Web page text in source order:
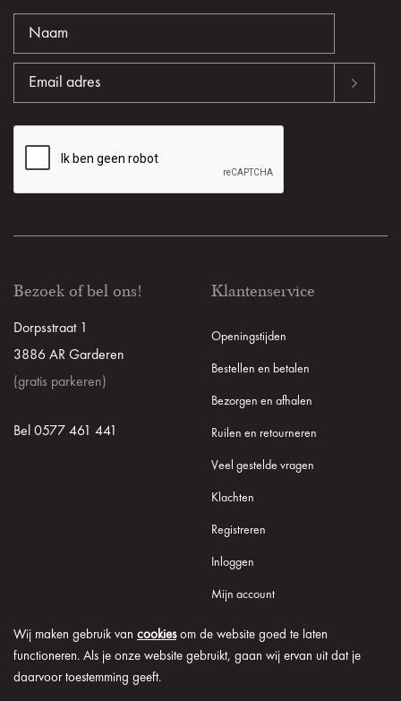
Wij maken gebruik van cookiesom de website goed te laten
functioneren. Als je onze website gebruikt, gaan wij ervan uit dat je
daarvoor toestemming geeft.
Bezoek of bel ons!
Dorpsstraat 1
3886 AR Garderen
(gratis parkeren)
Bel 0577 461 441
Klantenservice
Openingstijden
Bestellen en betalen
Bezorgen en afhalen
Ruilen en retourneren
Veel gestelde vragen
Klachten
Registreren
Inloggen
Mijn account
© 2026 Onder de Lindeboom